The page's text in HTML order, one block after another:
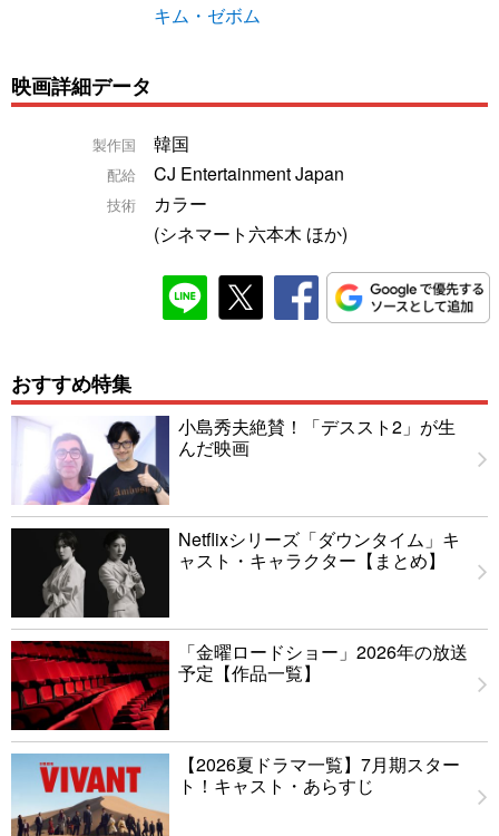
キム・ゼボム
映画詳細データ
製作国 韓国
配給 CJ Entertainment Japan
技術
カラー
(シネマート六本木 ほか)
おすすめ特集
小島秀夫絶賛！「デススト2」が生
んだ映画
Netflixシリーズ「ダウンタイム」キ
ャスト・キャラクター【まとめ】
「金曜ロードショー」2026年の放送
予定【作品一覧】
【2026夏ドラマ一覧】7月期スター
ト！キャスト・あらすじ